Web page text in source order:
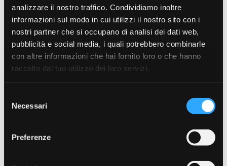
analizzare il nostro traffico. Condividiamo inoltre
informazioni sul modo in cui utilizzi il nostro sito con i
nostri partner che si occupano di analisi dei dati web,
pubblicità e social media, i quali potrebbero combinarle
con altre informazioni che hai fornito loro o che hanno
raccolto dal tuo utilizzo dei loro servizi.
delNecessari
Preferenze
€ 94.99
CARP SPIRIT Magnum 4
Season Sleeping Bag